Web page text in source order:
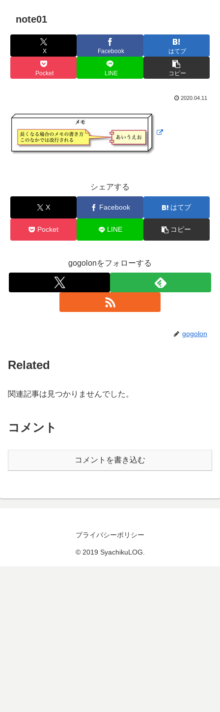
note01
X Facebook はてブ
Pocket LINE コピー
2020.04.11
シェアする
X Facebook はてブ
Pocket LINE コピー
gogolonをフォローする
gogolon
Related
関連記事は見つかりませんでした。
コメント
コメントを書き込む
プライバシーポリシー
© 2019 SyachikuLOG.